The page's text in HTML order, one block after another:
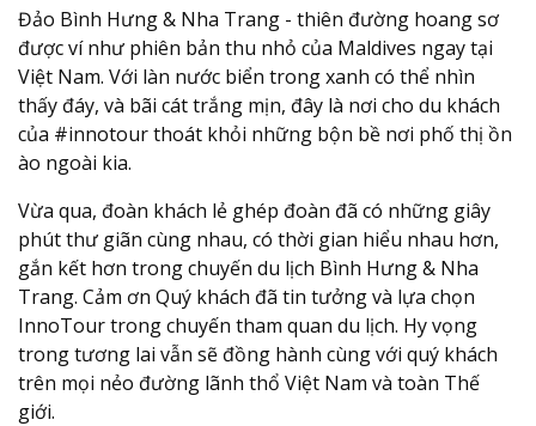
Đảo Bình Hưng & Nha Trang - thiên đường hoang sơ
được ví như phiên bản thu nhỏ của Maldives ngay tại
Việt Nam. Với làn nước biển trong xanh có thể nhìn
thấy đáy, và bãi cát trắng mịn, đây là nơi cho du khách
của #innotour thoát khỏi những bộn bề nơi phố thị ồn
ào ngoài kia.
Vừa qua, đoàn khách lẻ ghép đoàn đã có những giây
phút thư giãn cùng nhau, có thời gian hiểu nhau hơn,
gắn kết hơn trong chuyến du lịch Bình Hưng & Nha
Trang. Cảm ơn Quý khách đã tin tưởng và lựa chọn
InnoTour trong chuyến tham quan du lịch. Hy vọng
trong tương lai vẫn sẽ đồng hành cùng với quý khách
trên mọi nẻo đường lãnh thổ Việt Nam và toàn Thế
giới.